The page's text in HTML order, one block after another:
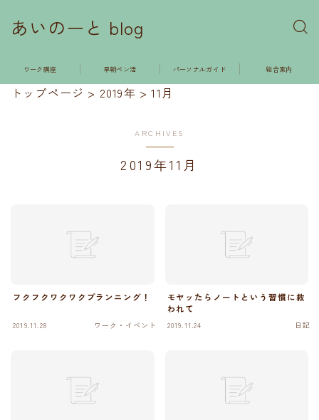
あいのーと blog
ワーク講座 早朝ペン活 パーソナルガイド 総合案内
トップページ > 2019年 >11月
ARCHIVES
2019年11月
フクフクワクワクプランニング！
2019.11.28 ワーク・イベント
モヤッたらノートという習慣に救
われて
2019.11.24 日記